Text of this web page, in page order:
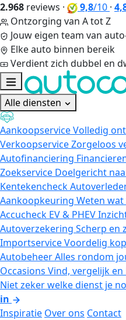
2.968 reviews · 9,8/10 ·
Ontzorging van A tot Z
Jouw eigen team van
Elke auto binnen bereik
Verdient zich dubbel en
Alle diensten
AankoopserviceVolledig
VerkoopserviceZorgeloos
Autofinanciering
Zoekservice Doelgericht
Kentekencheck
Aankoopkeuring Weten
Accucheck EV & PHEV
Autoverzekering Scherp en
ImportserviceVoordelig
AutobeheerAlles rondom
Occasions Vind, vergelijk
Niet zeker welke dienst je
in
Inspiratie Over ons Contact